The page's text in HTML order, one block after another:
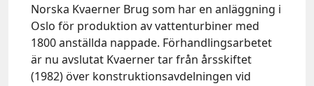
Norska Kvaerner Brug som har en anläggning i
Oslo för produktion av vattenturbiner med
1800 anställda nappade. Förhandlingsarbetet
är nu avslutat Kvaerner tar från årsskiftet
(1982) över konstruktionsavdelningen vid